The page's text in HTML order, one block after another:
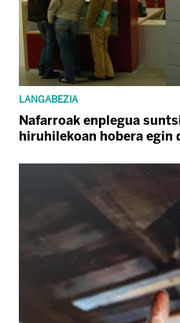
LANGABEZIA
Nafarroak enplegua
hiruhilekoan hobera egin